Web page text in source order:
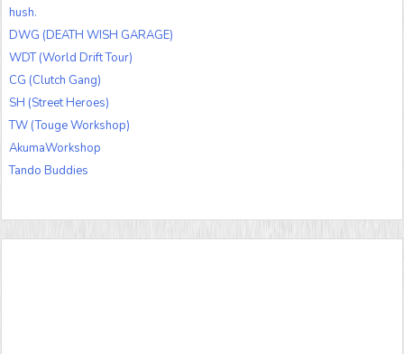
hush.
DWG (DEATH WISH GARAGE)
WDT (World Drift Tour)
CG (Clutch Gang)
SH (Street Heroes)
TW (Touge Workshop)
AkumaWorkshop
Tando Buddies